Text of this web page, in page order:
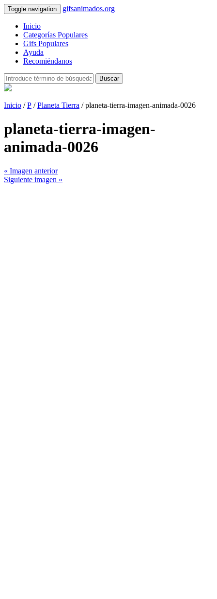
Toggle navigation gifsanimados.org
Inicio
Categorías Populares
Gifs Populares
Ayuda
Recomiéndanos
Buscar
Inicio /P /Planeta Tierra / planeta-tierra-imagen-animada-0026
planeta-tierra-imagen-
animada-0026
« Imagen anterior
Siguiente imagen »